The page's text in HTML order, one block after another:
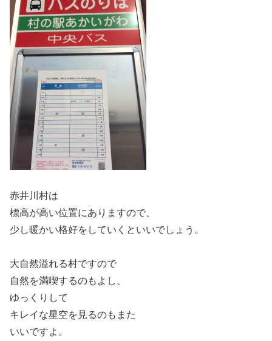
赤井川村は
標高が高い位置にありますので、
少し暖かい格好をしていくといいでしょう。
大自然溢れる村ですので
自然を満喫するのもよし、
ゆっくりして
キレイな星空を見るのもまた
いいですよ。